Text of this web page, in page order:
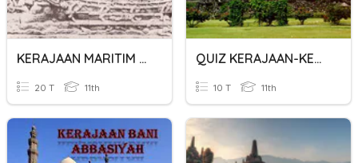
KERAJAAN MARITIM MASA ISLAM 2
20 T 11th
QUIZ KERAJAAN-KERAJAAN MARITIM
10 T 11th